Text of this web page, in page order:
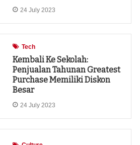
24 July 2023
Tech
Kembali Ke Sekolah:
Penjualan Tahunan Greatest
Purchase Memiliki Diskon
Besar
24 July 2023